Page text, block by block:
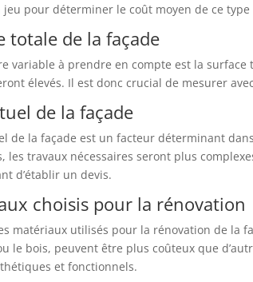
pour déterminer le coût moyen de ce
totale de la façade
variable à prendre en compte est la
élevés. Il est donc crucial de mesurer
de la façade
de la façade est un facteur déterminant
les travaux nécessaires seront plus
d’établir un devis.
choisis pour la rénovation
matériaux utilisés pour la rénovation de la
le bois, peuvent être plus coûteux que
et fonctionnels.